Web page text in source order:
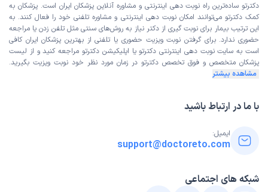
دکترتو ساده‌ترین راه نوبت‌ دهی اینترنتی و مشاوره آنلاین پزشکان ایران است. پزشکان به
کمک دکترتو می‌توانند امکان نوبت دهی اینترنتی و مشاوره تلفنی خود را فعال کنند. به
این ترتیب بیمار برای نوبت گیری از دکتر نیاز به روش‌های سنتی مثل تلفن زدن یا مراجعه
حضوری ندارد. برای گرفتن نوبت ویزیت حضوری یا تلفنی از بهترین پزشکان ایران کافی
است به سایت نوبت دهی اینترنتی دکترتو یا اپلیکیشن دکترتو مراجعه کنید و از لیست
پزشکان متخصص و فوق تخصص دکترتو در زمان مورد نظر خود نوبت ویزیت بگیرید.
مشاهده بیشتر
با ما در ارتباط باشید
ایمیل:
support@doctoreto.com
شبکه های اجتماعی